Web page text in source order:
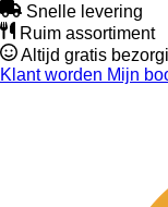
Snelle levering
Ruim assortiment
Altijd gratis
Klant worden Mijn